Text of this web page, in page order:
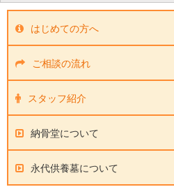
はじめての方へ
ご相談の流れ
スタッフ紹介
納骨堂について
永代供養墓について